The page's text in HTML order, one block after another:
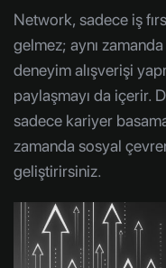
Network, sadece iş
gelmez; aynı
deneyim alışverişi
paylaşmayı da içerir.
sadece kariyer
zamanda sosyal
geliştirirsiniz.